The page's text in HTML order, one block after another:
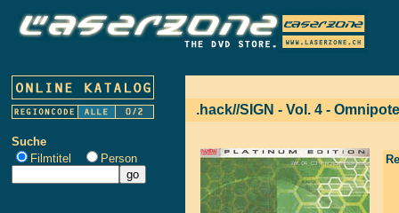
Suche
Filmtitel
Person
.hack//SIGN - Vol. 4 -